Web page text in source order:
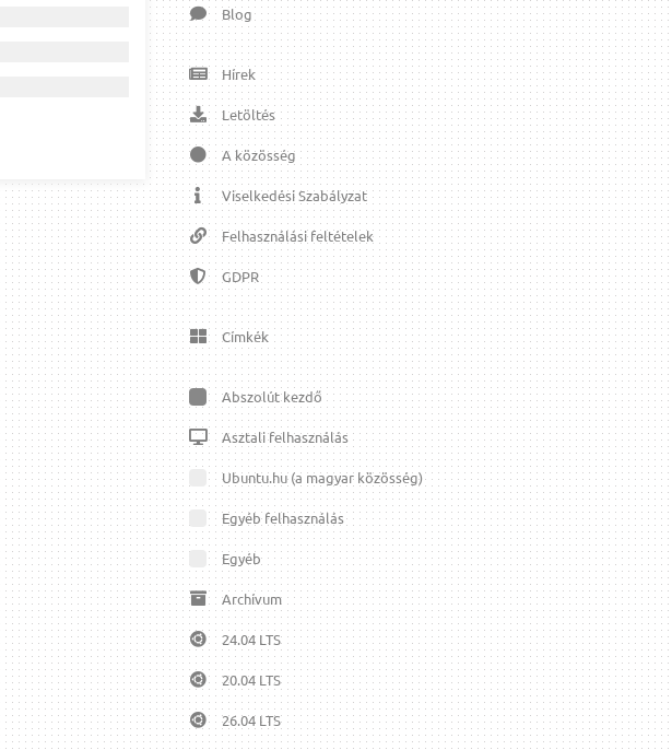
Blog
Hírek
Letöltés
A közösség
Viselkedési Szabályzat
Felhasználási feltételek
GDPR
Címkék
Abszolút kezdő
Asztali felhasználás
Ubuntu.hu (a magyar közösség)
Egyéb felhasználás
Egyéb
Archívum
24.04 LTS
20.04 LTS
26.04 LTS